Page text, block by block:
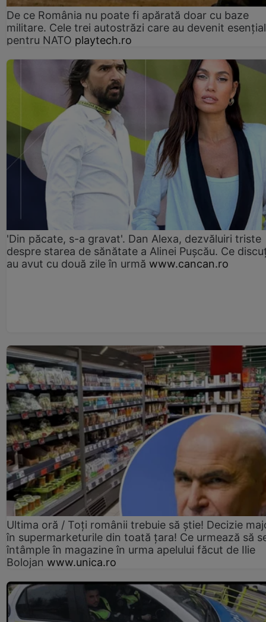
De ce România nu poate fi apărată doar cu baze
militare. Cele trei autostrăzi care au devenit
pentru NATO playtech.ro
'Din păcate, s-a gravat'. Dan Alexa, dezvăluiri triste
despre starea de sănătate a Alinei Pușcău. Ce
au avut cu două zile în urmă www.cancan.ro
Ultima oră / Toți românii trebuie să știe! Decizie
în supermarketurile din toată țara! Ce urmează să
întâmple în magazine în urma apelului făcut de Ilie
Bolojan www.unica.ro